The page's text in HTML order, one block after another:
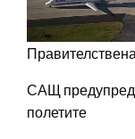
САЩ
полетите